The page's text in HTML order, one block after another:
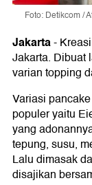
Foto: Detikcom /
Jakarta-
Jakarta. Dibuat
varian topping
Variasi
populer yaitu
yang
tepung, susu,
Lalu dimasak
disajikan